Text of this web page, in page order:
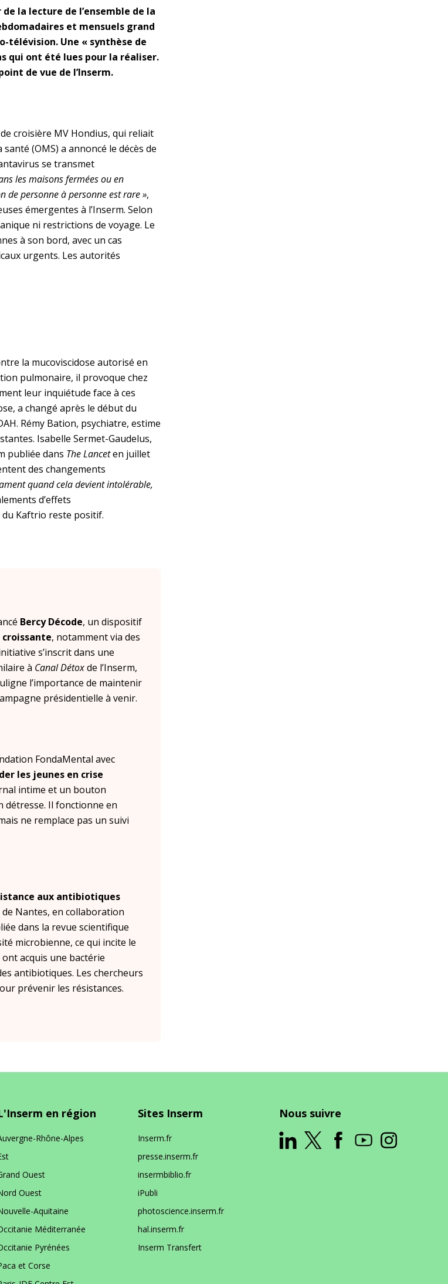
la lecture de l’ensemble de la
et mensuels grand
télévision. Une « synthèse de
qui ont été lues pour la réaliser.
de vue de l’Inserm.
croisière MV Hondius, qui reliait
(OMS) a annoncé le décès de
se transmet
les maisons fermées ou en
de personne à personne est rare »,
émergentes à l’Inserm. Selon
ni restrictions de voyage. Le
à son bord, avec un cas
urgents. Les autorités
la mucoviscidose autorisé en
pulmonaire, il provoque chez
leur inquiétude face à ces
a changé après le début du
Rémy Bation, psychiatre, estime
Isabelle Sermet-Gaudelus,
publiée dans The Lanceten juillet
des changements
quand cela devient intolérable,
d’effets
Kaftrio reste positif.
Bercy Décode, un dispositif
, notamment via des
s’inscrit dans une
à Canal Détoxde l’Inserm,
l’importance de maintenir
présidentielle à venir.
FondaMental avec
les jeunes en crise
intime et un bouton
détresse. Il fonctionne en
ne remplace pas un suivi
aux antibiotiques
Nantes, en collaboration
dans la revue scientifique
microbienne, ce qui incite le
acquis une bactérie
antibiotiques. Les chercheurs
prévenir les résistances.
en région
Rhône-Alpes
Ouest
Ouest
Aquitaine
Méditerranée
Pyrénées
et Corse
Sites Inserm
Inserm.fr
presse.inserm.fr
insermbiblio.fr
iPubli
photoscience.inserm.fr
hal.inserm.fr
Inserm Transfert
Nous suivre